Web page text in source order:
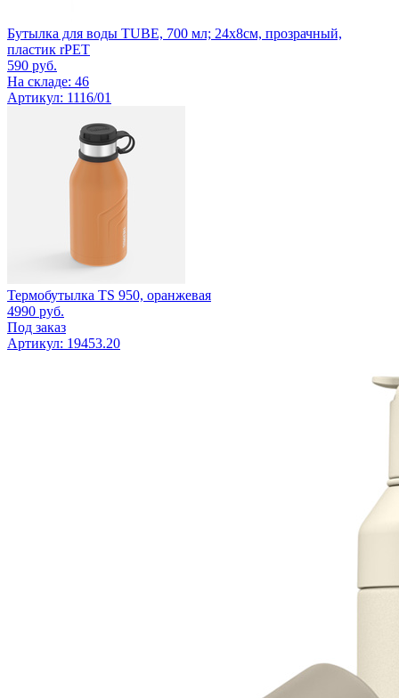
Бутылка для воды TUBE, 700 мл; 24х8см, прозрачный,
пластик rPET
590 руб.
На складе: 46
Артикул: 1116/01
Термобутылка TS 950, оранжевая
4990 руб.
Под заказ
Артикул: 19453.20